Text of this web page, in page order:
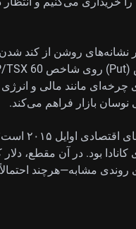
نشانه‌های روشن از کند
مانند مالی و
بازار فراهم می‌کند.
این
بود. در آن مقطع،
مشابه—هرچند